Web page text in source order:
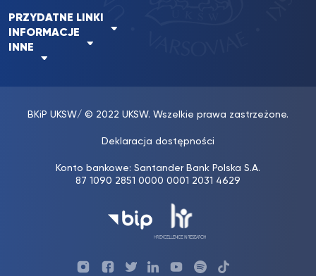
PRZYDATNE LINKI
INFORMACJE
INNE
BKiP UKSW/ © 2022 UKSW. Wszelkie prawa zastrzeżone.
Deklaracja dostępności
Konto bankowe: Santander Bank Polska S.A.
87 1090 2851 0000 0001 2031 4629
Profil ProfilProfilProfil UKSWProfilUKSW